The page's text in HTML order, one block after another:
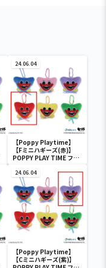
24.06.04
【Poppy Playtime】
【Fミニハギーズ(赤)】
POPPY PLAY TIME フェ
24.06.04
【Poppy Playtime】
【Cミニハギーズ(紫)】